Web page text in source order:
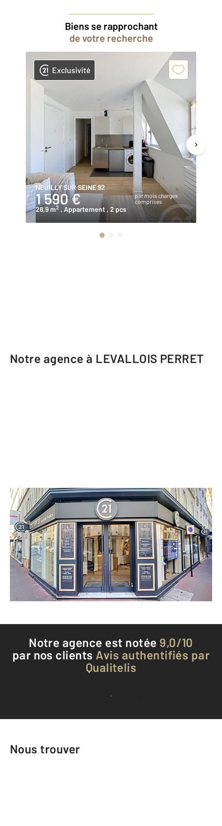
Biens se rapprochant
de votre recherche
Exclusivité
NEUILLY SUR SEINE 92
1 590 €
par mois charges
comprises
28,9 m2 , Appartement, 2 pcs
Notre agence à LEVALLOIS PERRET
CENTURY 21 Anatole France
61 rue Louise Michel
LEVALLOIS PERRET - 92300
Envoyer un message
Téléphoner à l'agence
Notre agence est notée 9,0/10
par nos clients Avis authentifiés par
Qualitelis
Voir tous les avis clients
Nous trouver